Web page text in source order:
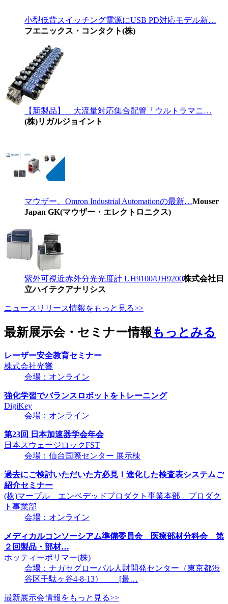
小型低背スイッチング電源にUSB PD対応モデル新…
フエニックス・コンタクト(株)
【新製品】 大流量対応集合配管「ウルトラマニ…
(株)リガルジョイント
マウザー、Omron Industrial Automationの最新…Mouser
Japan GK(マウザー・エレクトロニクス)
紫外可視近赤外分光光度計 UH9100/UH9200株式会社日
立ハイテクアナリシス
ニュースリリース情報をもっと見る>>
最新展示会・セミナー情報もっとみる
レーザー安全教育セミナー
株式会社光響
会場：オンライン
強化学習でバランスロボットをトレーニング
DigiKey
会場：オンライン
第23回 日本加速器学会年会
日本スウェージロックFST
会場：仙台国際センター 展示棟
過去にご検討いただいた方必見！進化した検査表システムご
紹介セミナー
(株)マーブル エンベデッドプロダクト事業本部 プロダク
ト事業部
会場：オンライン
メディカルコンソーシアム準備委員会 医療部材分科会 第
２回製品・部材…
ホッティーポリマー(株)
会場：ナガセグローバル人財開発センター（東京都渋
谷区千駄ヶ谷4-8-13） [最…
最新展示会情報をもっと見る>>